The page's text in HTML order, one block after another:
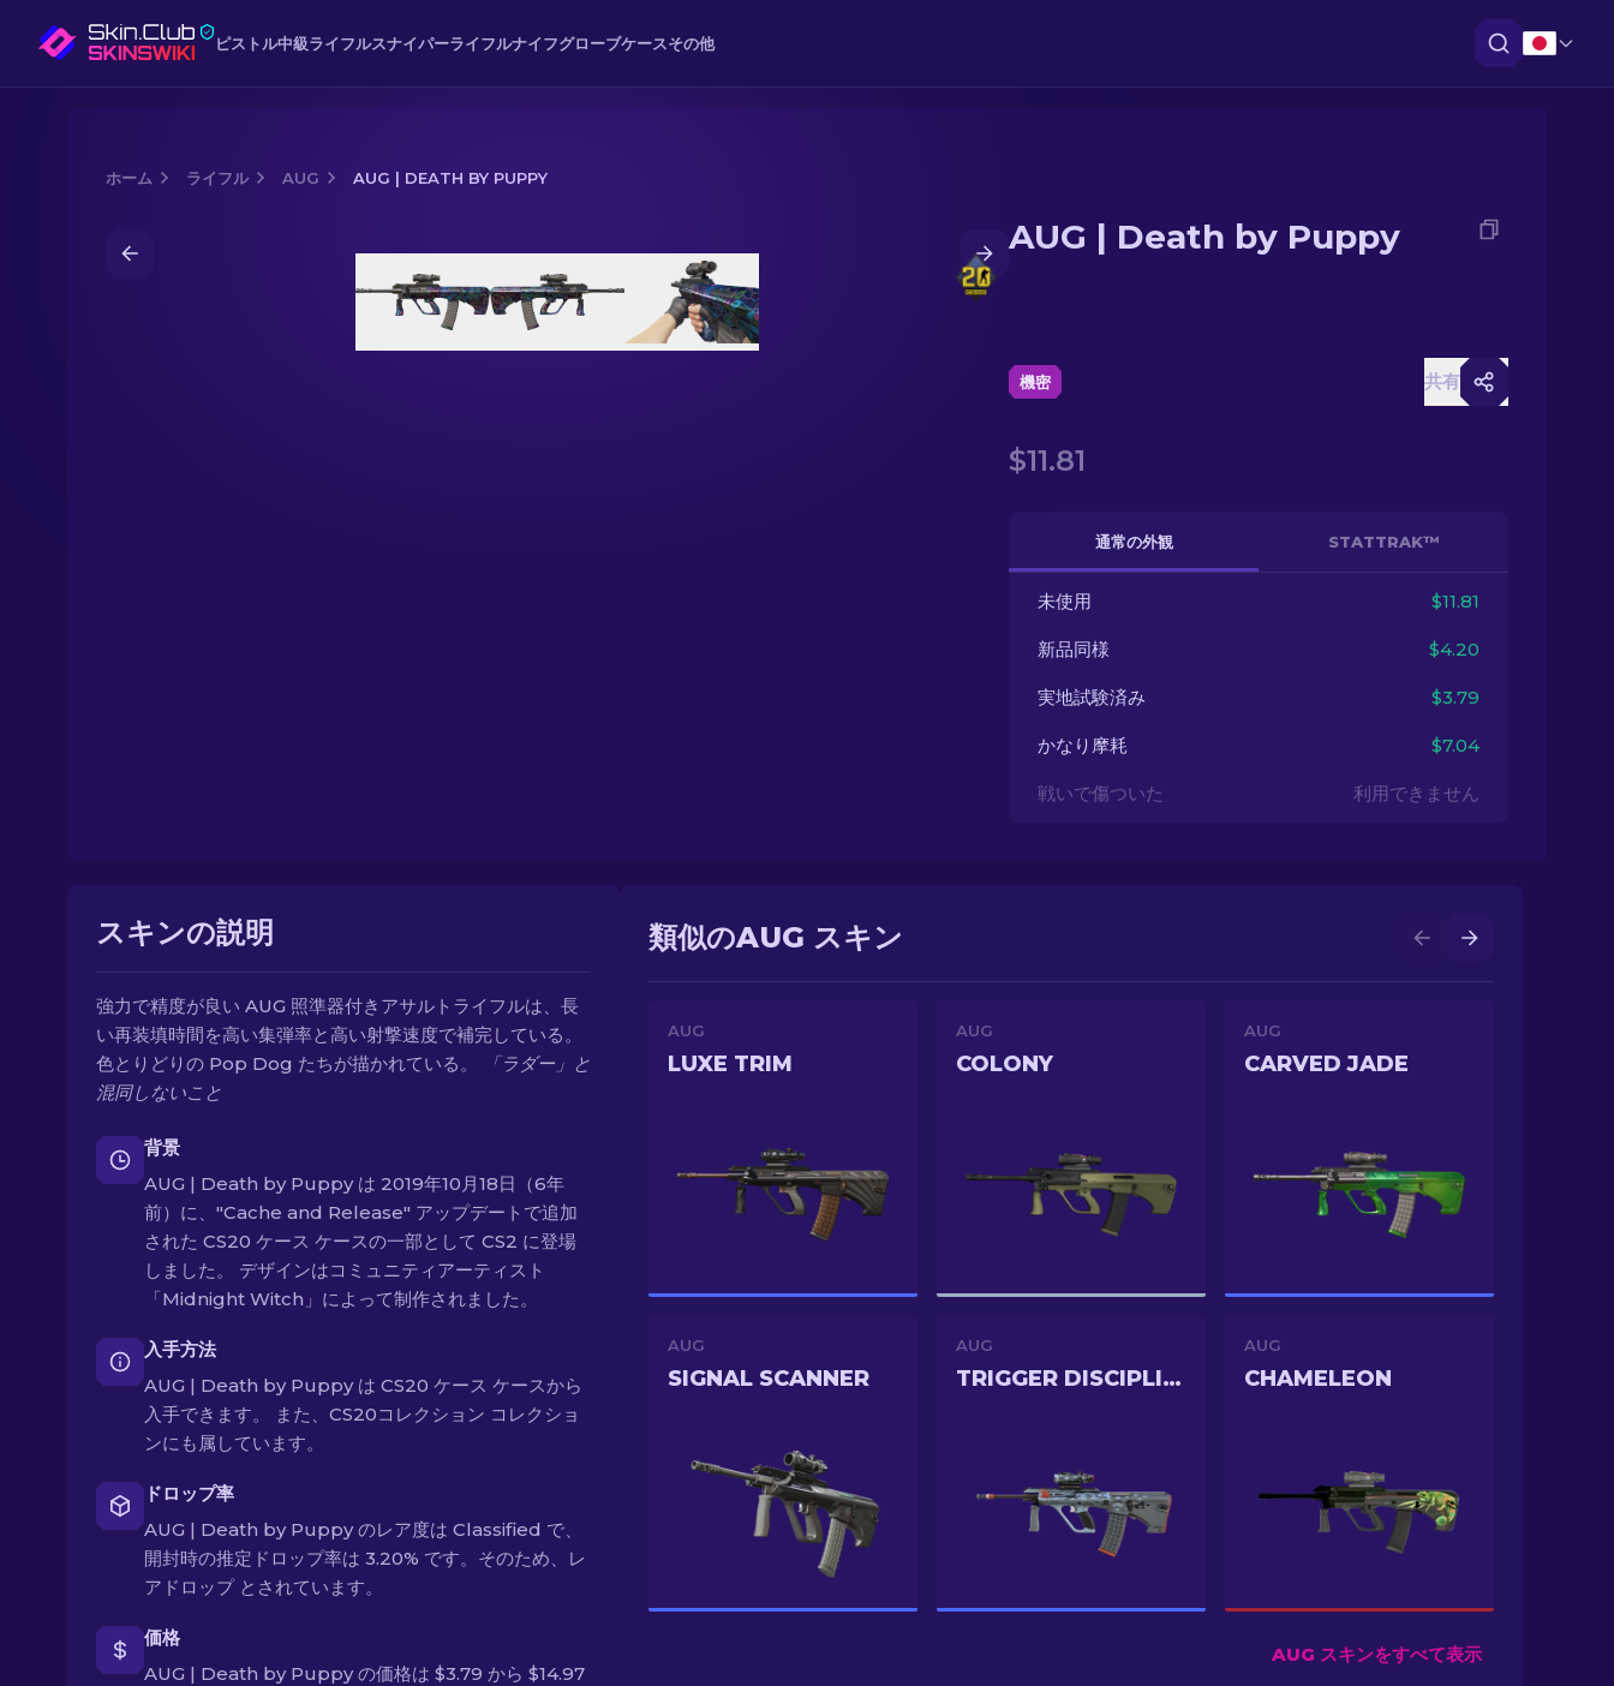
ピストル中級ライフルスナイパーライフルナイフグローブケースその他
ホーム ライフル AUG AUG | DEATH BY PUPPY
AUG | Death by Puppy
機密 共有
$11.81
通常の外観 STATTRAK™
未使用 $11.81
新品同様 $4.20
実地試験済み $3.79
かなり摩耗 $7.04
戦いで傷ついた 利用できません
スキンの説明
強力で精度が良い AUG 照準器付きアサルトライフルは、長
い再装填時間を高い集弾率と高い射撃速度で補完している。
色とりどりの Pop Dog たちが描かれている。
「ラダー」と
混同しないこと
背景
AUG | Death by Puppy は 2019年10月18日（6年
前）に、"Cache and Release" アップデートで追加
された CS20 ケース ケースの一部として CS2 に登場
しました。 デザインはコミュニティアーティスト
「Midnight Witch」によって制作されました。
入手方法
AUG | Death by Puppy は CS20 ケース ケースから
入手できます。 また、CS20コレクション コレクショ
ンにも属しています。
ドロップ率
AUG | Death by Puppy のレア度は Classified で、
開封時の推定ドロップ率は 3.20% です。そのため、レ
アドロップ とされています。
価格
AUG | Death by Puppy の価格は $3.79 から $14.97
類似のAUG スキン
AUG
LUXE TRIM
AUG
COLONY
AUG
CARVED JADE
AUG
SIGNAL SCANNER
AUG
TRIGGER DISCIPLINE
AUG
CHAMELEON
AUG スキンをすべて表示